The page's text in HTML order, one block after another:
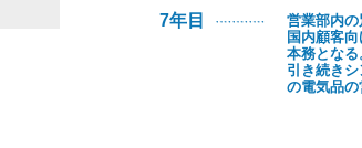
7年目
営業部内
国内顧客
本務となる
引き続き
の電気品